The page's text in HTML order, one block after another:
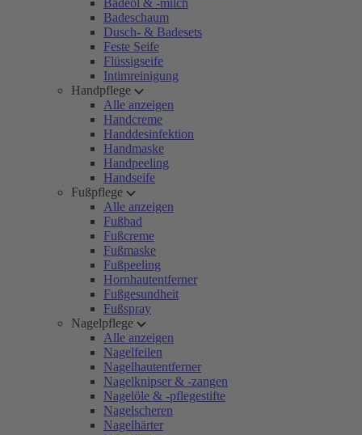
Badeöl & -milch
Badeschaum
Dusch- & Badesets
Feste Seife
Flüssigseife
Intimreinigung
Handpflege
Alle anzeigen
Handcreme
Handdesinfektion
Handmaske
Handpeeling
Handseife
Fußpflege
Alle anzeigen
Fußbad
Fußcreme
Fußmaske
Fußpeeling
Hornhautentferner
Fußgesundheit
Fußspray
Nagelpflege
Alle anzeigen
Nagelfeilen
Nagelhautentferner
Nagelknipser & -zangen
Nagelöle & -pflegestifte
Nagelscheren
Nagelhärter